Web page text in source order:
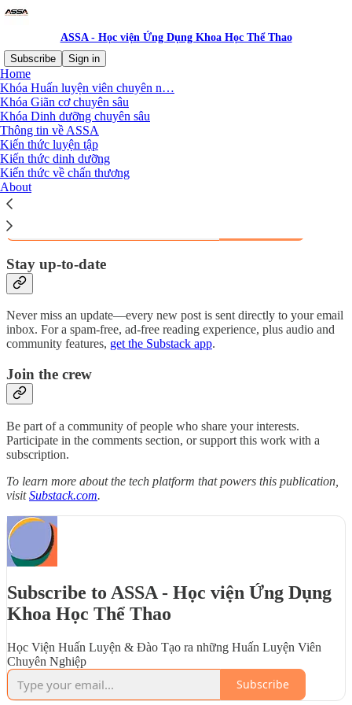
ASSA - Học viện Ứng Dụng Khoa Học Thể Thao
Subscribe
Sign in
Home
Khóa Huấn luyện viên chuyên n…
Khóa Giãn cơ chuyên sâu
Khóa Dinh dưỡng chuyên sâu
Thông tin về ASSA
Kiến thức luyện tập
Kiến thức dinh dưỡng
Kiến thức về chấn thương
About
Why subscribe?
Subscribe to get full access to the newsletter and
archives
Stay up-to-date
Never miss an update—every new post is sent directly to your email
inbox. For a spam-free, ad-free reading experience, plus audio and
community features, get the Substack app.
Join the crew
Be part of a community of people who share your interests.
Participate in the comments section, or support this work with a
subscription.
To learn more about the tech platform that powers this publication,
visitSubstack.com.
Subscribe to ASSA - Học viện Ứng Dụng
Khoa Học Thể Thao
Học Viện Huấn Luyện & Đào Tạo ra những Huấn Luyện Viên
Chuyên Nghiệp
Subscribe